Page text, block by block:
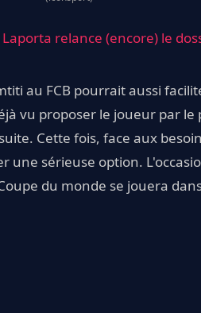
Laporta relance (encore) le
au FCB pourrait aussi
vu proposer le joueur par le
Cette fois, face aux
une sérieuse option.
du monde se jouera